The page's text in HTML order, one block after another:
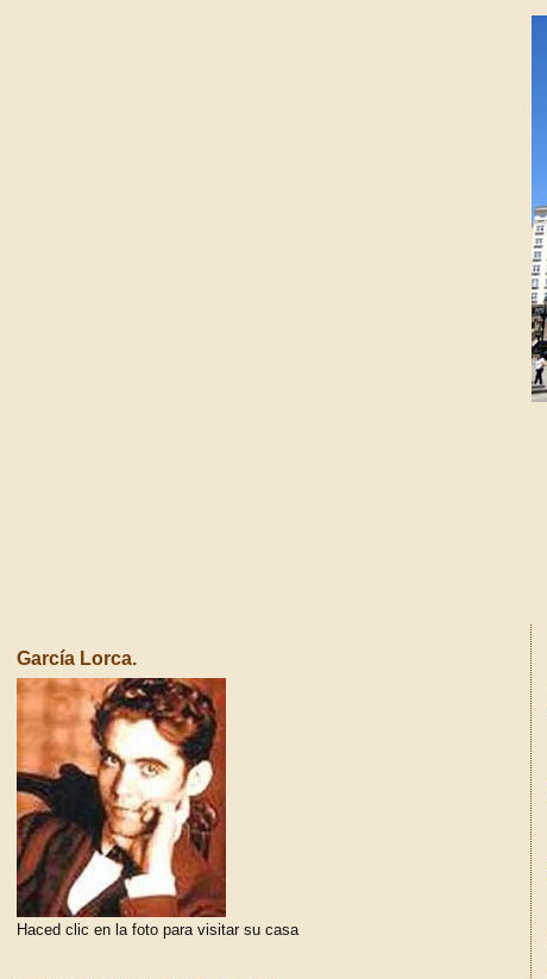
García Lorca.
Haced clic en la foto para visitar su casa